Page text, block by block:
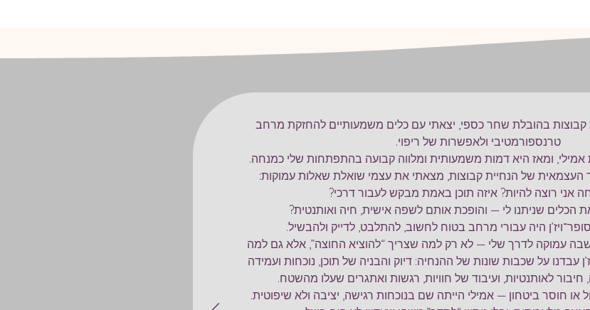
קבוצות בהובלת שחר כספי, יצאתי עם כלים משמעותיים להחזקת מרחב
טרנספורמטיבי ולאפשרות של ריפוי.
ומאז היא דמות משמעותית ומלווה קבועה בהתפתחות שלי כמנחה.
של הנחיית קבוצות, מצאתי את עצמי שואלת שאלות עמוקות:
אני רוצה להיות? איזה תוכן באמת מבקש לעבור דרכי?
הכלים שניתנו לי — והופכת אותם לשפה אישית, חיה ואותנטית?
היה עבורי מרחב בטוח לחשוב, להתלבט, לדייק ולהבשיל.
עמוקה לדרך שלי — לא רק למה שצריך “להוציא החוצה”, אלא גם למה
עבדנו על שכבות שונות של ההנחיה: דיוק והבניה של תוכן, נוכחות ועמידה
לאותנטיות, ועיבוד של חוויות, רגשות ואתגרים שעלו מהשטח.
או חוסר ביטחון — אמילי הייתה שם בנוכחות רגישה, יציבה ולא שיפוטית.